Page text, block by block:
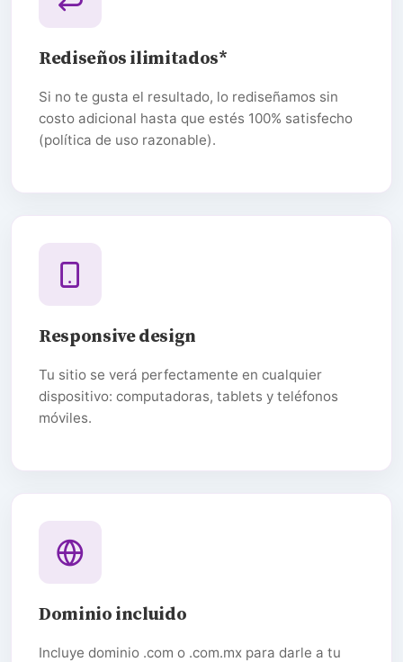
Rediseños ilimitados*
Si no te gusta el resultado, lo rediseñamos sin
costo adicional hasta que estés 100% satisfecho
(política de uso razonable).
Responsive design
Tu sitio se verá perfectamente en cualquier
dispositivo: computadoras, tablets y teléfonos
móviles.
Dominio incluido
Incluye dominio .com o .com.mx para darle a tu